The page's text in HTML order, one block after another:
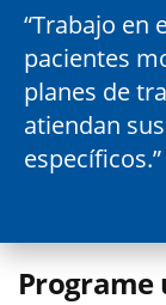
Trabajo en
pacientes
planes de
atiendan
específicos.
Programe